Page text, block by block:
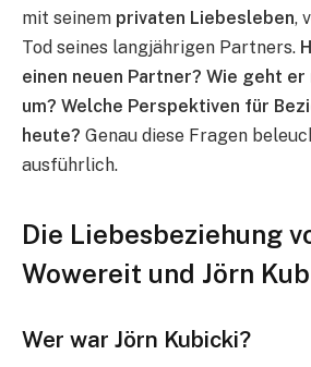
mit seinem privaten Liebesleben,
Tod seines langjährigen Partners.
einen neuen Partner? Wie geht
um? Welche Perspektiven für
heute? Genau diese Fragen
ausführlich.
Die Liebesbeziehung
Wowereit und Jörn
Wer war Jörn Kubicki?